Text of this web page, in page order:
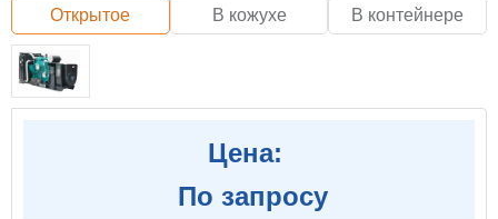
Открытое В кожухе В контейнере
Цена:
По запросу